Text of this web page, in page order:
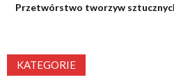
Przetwórstwo tworzyw
KATEGORIE